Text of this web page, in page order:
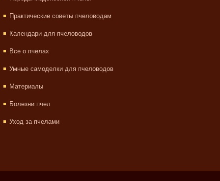
Практические советы пчеловодам
Календари для пчеловодов
Все о пчелах
Умные самоделки для пчеловодов
Материалы
Болезни пчел
Уход за пчелами